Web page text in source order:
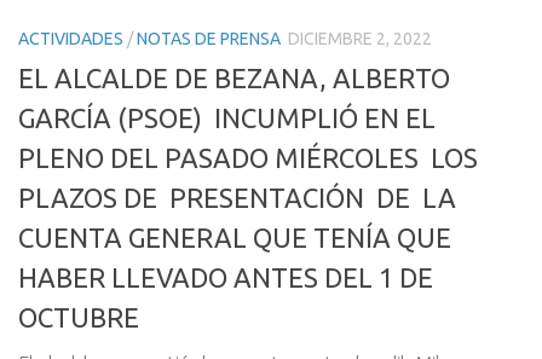
ACTIVIDADES /NOTAS DE PRENSA DICIEMBRE 2, 2022
EL ALCALDE DE BEZANA, ALBERTO
GARCÍA (PSOE) INCUMPLIÓ EN EL
PLENO DEL PASADO MIÉRCOLES LOS
PLAZOS DE PRESENTACIÓN DE LA
CUENTA GENERAL QUE TENÍA QUE
HABER LLEVADO ANTES DEL 1 DE
OCTUBRE